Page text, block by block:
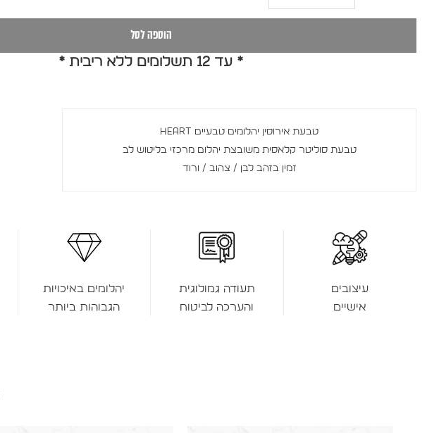
הוספה לסל
* עד 12 תשלומים ללא ריבית *
טבעת אירוסין יהלומים טבעיים HEART
טבעת סוליטר קלאסית משובצת יהלום מרכזי בליטוש לב
זמין בזהב לבן / צהוב / ורוד
עיצובים
אישיים
תעודה גמולוגית
והערכה לביטוח
יהלומים באיכויות
הגבוהות ביותר